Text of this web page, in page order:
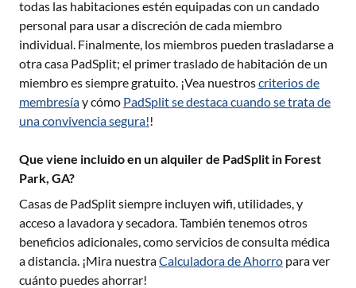
todas las habitaciones estén equipadas con un candado
personal para usar a discreción de cada miembro
individual. Finalmente, los miembros pueden trasladarse a
otra casa PadSplit; el primer traslado de habitación de un
miembro es siempre gratuito. ¡Vea nuestroscriterios de
membresíay cómo PadSplit se destaca cuando se trata de
una convivencia segura!!
Que viene incluido en un alquiler de PadSplit in Forest
Park, GA?
Casas de PadSplit siempre incluyen wifi, utilidades, y
acceso a lavadora y secadora. También tenemos otros
beneficios adicionales, como servicios de consulta médica
a distancia. ¡Mira nuestraCalculadora de Ahorro para ver
cuánto puedes ahorrar!